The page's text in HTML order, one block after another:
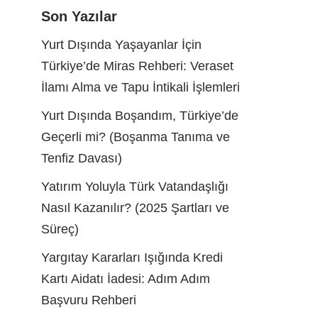
Son Yazılar
Yurt Dışında Yaşayanlar İçin
Türkiye’de Miras Rehberi: Veraset
İlamı Alma ve Tapu İntikali İşlemleri
Yurt Dışında Boşandım, Türkiye’de
Geçerli mi? (Boşanma Tanıma ve
Tenfiz Davası)
Yatırım Yoluyla Türk Vatandaşlığı
Nasıl Kazanılır? (2025 Şartları ve
Süreç)
Yargıtay Kararları Işığında Kredi
Kartı Aidatı İadesi: Adım Adım
Başvuru Rehberi